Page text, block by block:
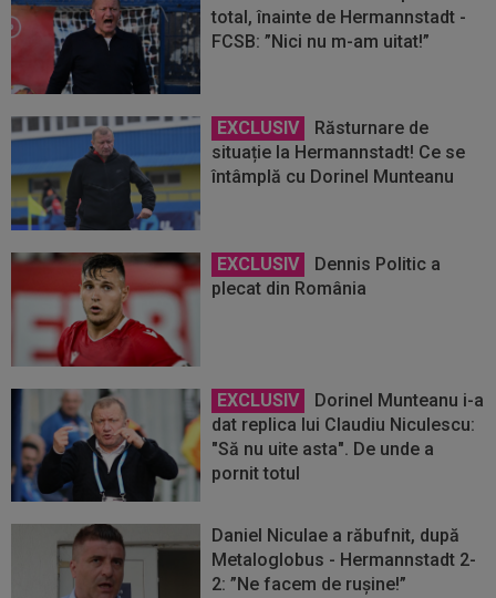
total, înainte de Hermannstadt -
FCSB: ”Nici nu m-am uitat!”
EXCLUSIV
Răsturnare de
situație la Hermannstadt! Ce se
întâmplă cu Dorinel Munteanu
EXCLUSIV
Dennis Politic a
plecat din România
EXCLUSIV
Dorinel Munteanu i-a
dat replica lui Claudiu Niculescu:
"Să nu uite asta". De unde a
pornit totul
Daniel Niculae a răbufnit, după
Metaloglobus - Hermannstadt 2-
2: ”Ne facem de rușine!”